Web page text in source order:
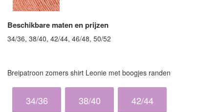
Beschikbare maten en prijzen
34/36, 38/40, 42/44, 46/48, 50/52
Breipatroon zomers shirt Leonie met boogjes randen
34/36 38/40 42/44